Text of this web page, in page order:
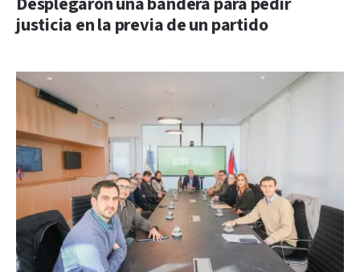
justicia en la previa de un partido